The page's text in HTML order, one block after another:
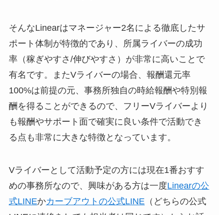
そんなLinearはマネージャー2名による徹底したサ
ポート体制が特徴的であり、所属ライバーの成功
率（稼ぎやすさ/伸びやすさ）が非常に高いことで
有名です。またVライバーの場合、報酬還元率
100%は前提の元、事務所独自の時給報酬や特別報
酬を得ることができるので、フリーVライバーより
も報酬やサポート面で確実に良い条件で活動でき
る点も非常に大きな特徴となっています。
Vライバーとして活動予定の方には現在1番おすす
めの事務所なので、興味がある方は一度Linearの公
式LINEかカーブアウトの公式LINE（どちらの公式